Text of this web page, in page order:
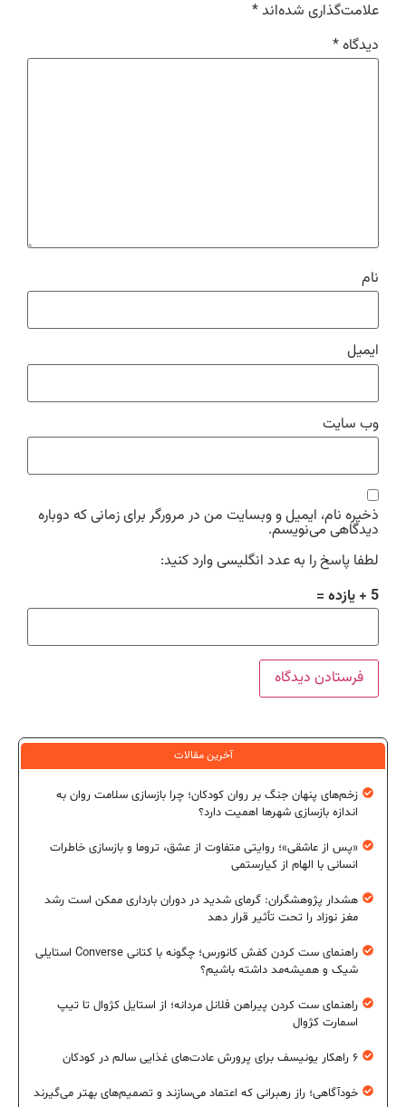
علامت‌گذاری شده‌اند*
دیدگاه*
نام
ایمیل
وب‌ سایت
ذخیره نام، ایمیل و وبسایت من در مرورگر برای زمانی که دوباره
دیدگاهی می‌نویسم.
لطفا پاسخ را به عدد انگلیسی وارد کنید:
5 + یازده =
آخرین مقالات
زخم‌های پنهان جنگ بر روان کودکان؛ چرا بازسازی سلامت روان به
اندازه بازسازی شهرها اهمیت دارد؟
«پس از عاشقی»؛ روایتی متفاوت از عشق، تروما و بازسازی خاطرات
انسانی با الهام از کیارستمی
هشدار پژوهشگران: گرمای شدید در دوران بارداری ممکن است رشد
مغز نوزاد را تحت تأثیر قرار دهد
راهنمای ست کردن کفش کانورس؛ چگونه با کتانی Converse استایلی
شیک و همیشه‌مد داشته باشیم؟
راهنمای ست کردن پیراهن فلانل مردانه؛ از استایل کژوال تا تیپ
اسمارت کژوال
۶ راهکار یونیسف برای پرورش عادت‌های غذایی سالم در کودکان
خودآگاهی؛ راز رهبرانی که اعتماد می‌سازند و تصمیم‌های بهتر می‌گیرند